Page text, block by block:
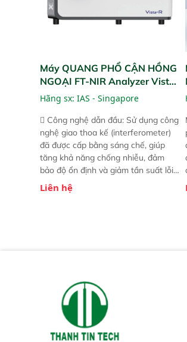
Máy QUANG PHỔ CẬN HỒNG
NGOẠI FT-NIR Analyzer Vista-
R
Hãng sx: IAS - Singapore
 Công nghệ dẫn đầu: Sử dụng công
nghệ giao thoa kế (interferometer)
đã được cấp bằng sáng chế, giúp
tăng khả năng chống nhiễu, đảm
bảo độ ổn định và giảm tần suất lỗi.
 Phạm vi ứng dụng rộng: Đáp ứng
nhu cầu kiểm tra đa dạng mẫu mã
Liên hệ